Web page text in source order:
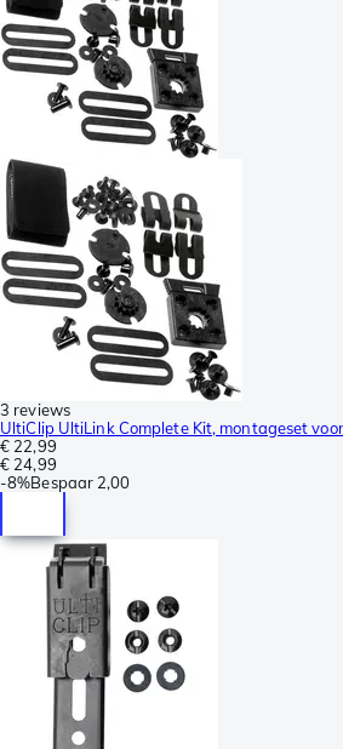
3 reviews
UltiClip UltiLink Complete Kit, montageset
€ 22,99
€ 24,99
-8%Bespaar 2,00